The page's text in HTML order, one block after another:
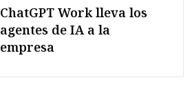
ChatGPT Work lleva los
agentes de IA a la
empresa